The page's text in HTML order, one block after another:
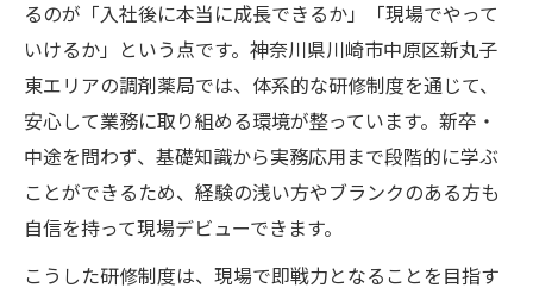
るのが「入社後に本当に成長できるか」「現場でやって
いけるか」という点です。神奈川県川崎市中原区新丸子
東エリアの調剤薬局では、体系的な研修制度を通じて、
安心して業務に取り組める環境が整っています。新卒・
中途を問わず、基礎知識から実務応用まで段階的に学ぶ
ことができるため、経験の浅い方やブランクのある方も
自信を持って現場デビューできます。
こうした研修制度は、現場で即戦力となることを目指す